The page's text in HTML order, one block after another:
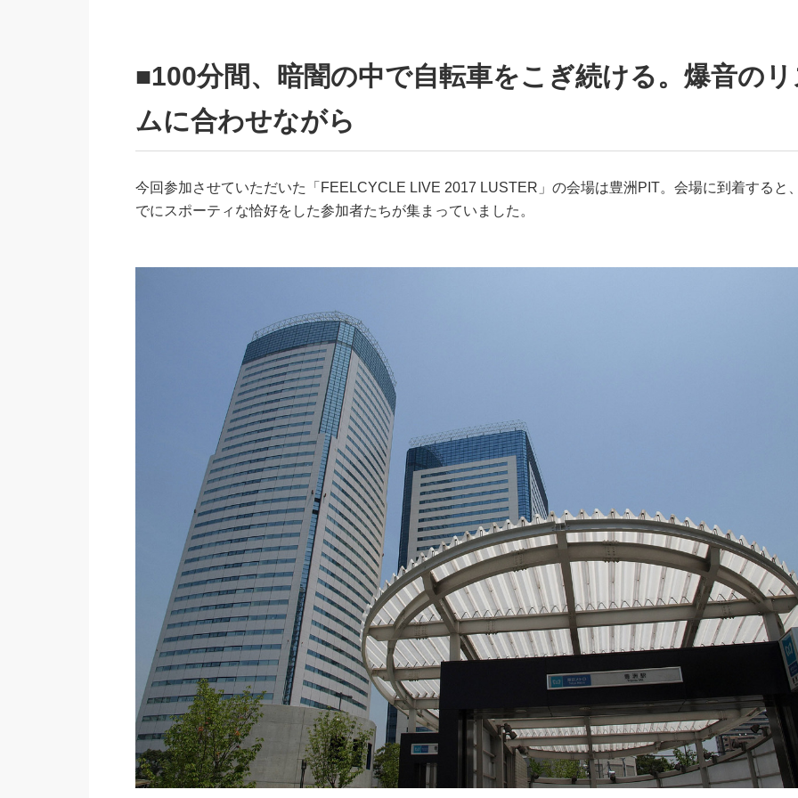
■100分間、暗闇の中で自転車をこぎ続ける。爆音の
ムに合わせながら
今回参加させていただいた「FEELCYCLE LIVE 2017 LUSTER」の会場は豊洲PIT。会場に到着すると
でにスポーティな恰好をした参加者たちが集まっていました。